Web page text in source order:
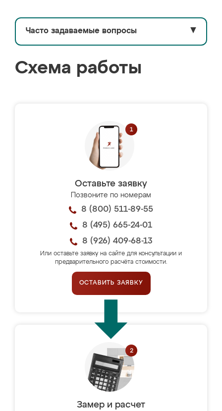
Часто задаваемые вопросы ▼
Схема работы
Оставьте заявку
Позвоните по номерам
8 (800) 511-89-55
8 (495) 665-24-01
8 (926) 409-68-13
Или оставьте заявку на сайте для консультации и
предварительного расчёта стоимости.
ОСТАВИТЬ ЗАЯВКУ
Замер и расчет